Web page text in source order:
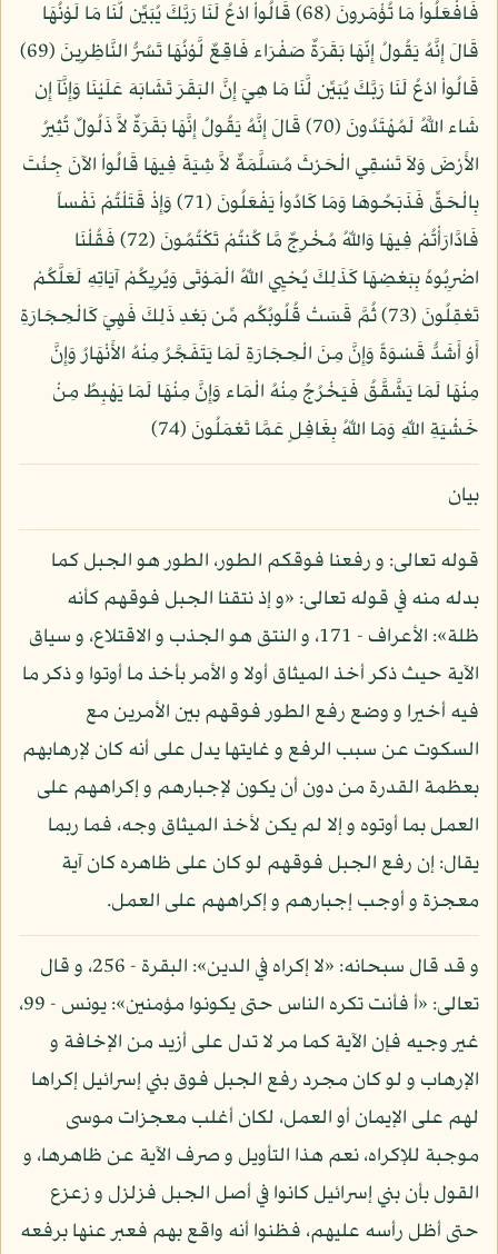
فَافْعَلُواْ مَا تُؤْمَرونَ (68) قَالُواْ ادْعُ لَنَا رَبَّكَ يُبَيِّن لَّنَا مَا لَوْنُهَا
قَالَ إِنَّهُ يَقُولُ إِنّهَا بَقَرَةٌ صَفْرَاء فَاقِعٌ لَّوْنُهَا تَسُرُّ النَّاظِرِينَ (69)
قَالُواْ ادْعُ لَنَا رَبَّكَ يُبَيِّن لَّنَا مَا هِيَ إِنَّ البَقَرَ تَشَابَهَ عَلَيْنَا وَإِنَّآ إِن
شَاء اللَّهُ لَمُهْتَدُونَ (70) قَالَ إِنَّهُ يَقُولُ إِنَّهَا بَقَرَةٌ لاَّ ذَلُولٌ تُثِيرُ
الأَرْضَ وَلاَ تَسْقِي الْحَرْثَ مُسَلَّمَةٌ لاَّ شِيَةَ فِيهَا قَالُواْ الآنَ جِئْتَ
بِالْحَقِّ فَذَبَحُوهَا وَمَا كَادُواْ يَفْعَلُونَ (71) وَإِذْ قَتَلْتُمْ نَفْساً
فَادَّارَأْتُمْ فِيهَا وَاللّهُ مُخْرِجٌ مَّا كُنتُمْ تَكْتُمُونَ (72) فَقُلْنَا
اضْرِبُوهُ بِبَعْضِهَا كَذَلِكَ يُحْيِي اللّهُ الْمَوْتَى وَيُرِيكُمْ آيَاتِهِ لَعَلَّكُمْ
تَعْقِلُونَ (73) ثُمَّ قَسَتْ قُلُوبُكُم مِّن بَعْدِ ذَلِكَ فَهِيَ كَالْحِجَارَةِ
أَوْ أَشَدُّ قَسْوَةً وَإِنَّ مِنَ الْحِجَارَةِ لَمَا يَتَفَجَّرُ مِنْهُ الأَنْهَارُ وَإِنَّ
مِنْهَا لَمَا يَشَّقَّقُ فَيَخْرُجُ مِنْهُ الْمَاء وَإِنَّ مِنْهَا لَمَا يَهْبِطُ مِنْ
خَشْيَةِ اللّهِ وَمَا اللّهُ بِغَافِلٍ عَمَّا تَعْمَلُونَ (74)
بيان
قوله تعالى: و رفعنا فوقكم الطور، الطور هو الجبل كما
بدله منه في قوله تعالى: «و إذ نتقنا الجبل فوقهم كأنه
ظلة»: الأعراف - 171، و النتق هو الجذب و الاقتلاع، و سياق
الآية حيث ذكر أخذ الميثاق أولا و الأمر بأخذ ما أوتوا و ذكر ما
فيه أخيرا و وضع رفع الطور فوقهم بين الأمرين مع
السكوت عن سبب الرفع و غايتها يدل على أنه كان لإرهابهم
بعظمة القدرة من دون أن يكون لإجبارهم و إكراههم على
العمل بما أوتوه و إلا لم يكن لأخذ الميثاق وجه، فما ربما
يقال: إن رفع الجبل فوقهم لو كان على ظاهره كان آية
معجزة و أوجب إجبارهم و إكراههم على العمل.
و قد قال سبحانه: «لا إكراه في الدين»: البقرة - 256، و قال
تعالى: «أ فأنت تكره الناس حتى يكونوا مؤمنين»: يونس - 99،
غير وجيه فإن الآية كما مر لا تدل على أزيد من الإخافة و
الإرهاب و لو كان مجرد رفع الجبل فوق بني إسرائيل إكراها
لهم على الإيمان أو العمل، لكان أغلب معجزات موسى
موجبة للإكراه، نعم هذا التأويل و صرف الآية عن ظاهرها، و
القول بأن بني إسرائيل كانوا في أصل الجبل فزلزل و زعزع
حتى أظل رأسه عليهم، فظنوا أنه واقع بهم فعبر عنها برفعه